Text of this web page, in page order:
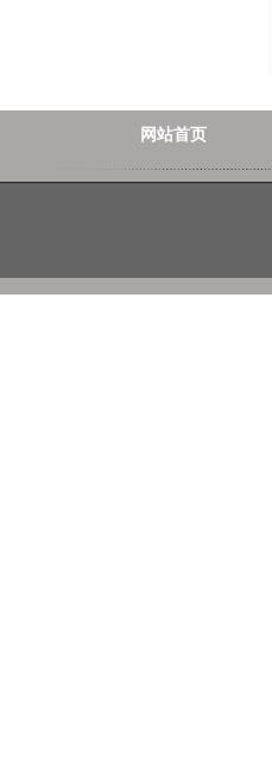
网站首页